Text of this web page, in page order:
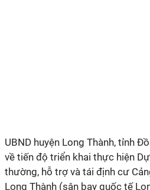
UBND huyện Long Thành, tỉnh
về tiến độ triển khai thực hiện
thường, hỗ trợ và tái định cư
Long Thành (sân bay quốc tế